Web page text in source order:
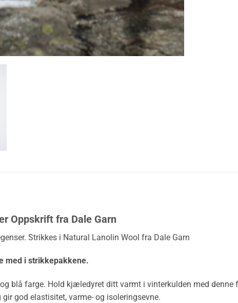
Oppskrift fra Dale Garn
Strikkes i Natural Lanolin Wool fra Dale Garn
med i strikkepakkene.
blå farge. Hold kjæledyret ditt varmt i vinterkulden med
god elastisitet, varme- og isoleringsevne.